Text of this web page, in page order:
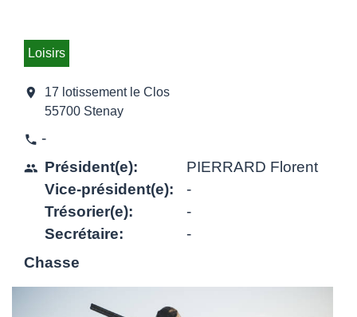
Loisirs
location_on
17 lotissement le Clos
55700 Stenay
phone -
people Président(e):
Vice-président(e):
Trésorier(e):
Secrétaire:
PIERRARD Florent
-
-
-
Chasse